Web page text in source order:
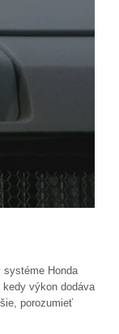
systéme Honda
výkon dodáva
porozumieť